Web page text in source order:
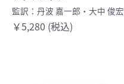
監訳：丹波 嘉一郎・大中 俊宏
￥5,280 (税込)